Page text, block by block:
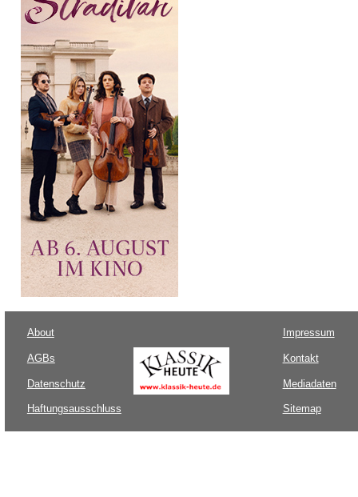
About
AGBs
Datenschutz
Haftungsausschluss
Impressum
Kontakt
Mediadaten
Sitemap